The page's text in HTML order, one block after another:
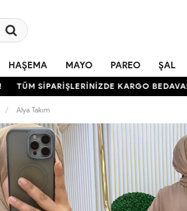
HAŞEMA MAYO PAREO ŞAL
TÜM SİPARİŞLERİNİZDE KARGO BEDAVA!
Alya Takım